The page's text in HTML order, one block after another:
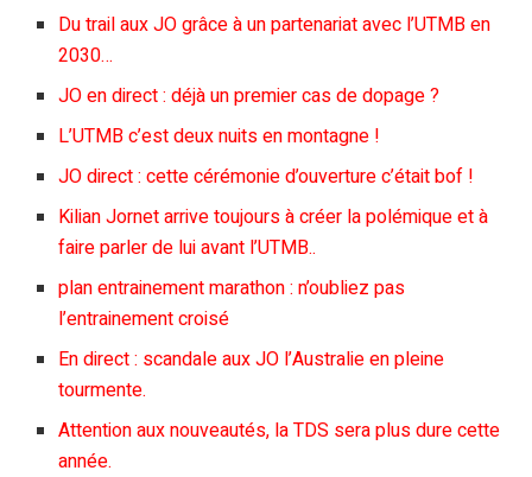
Du trail aux JO grâce à un partenariat avec l’UTMB en
2030…
JO en direct : déjà un premier cas de dopage ?
L’UTMB c’est deux nuits en montagne !
JO direct : cette cérémonie d’ouverture c’était bof !
Kilian Jornet arrive toujours à créer la polémique et à
faire parler de lui avant l’UTMB..
plan entrainement marathon : n’oubliez pas
l’entrainement croisé
En direct : scandale aux JO l’Australie en pleine
tourmente.
Attention aux nouveautés, la TDS sera plus dure cette
année.